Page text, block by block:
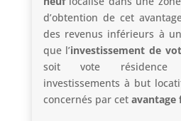
d’obtention de cet
des revenus inférieurs à
que l’investissement de
soit vote résidence
investissements à but
concernés par cet avantage